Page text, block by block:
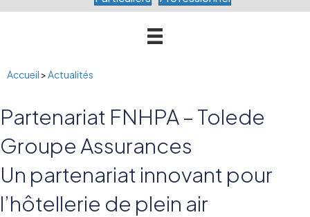
Accueil >Actualités
Partenariat FNHPA – Tolede
Groupe Assurances
Un partenariat innovant pour
l’hôtellerie de plein air